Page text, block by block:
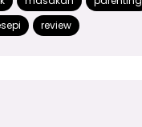
review